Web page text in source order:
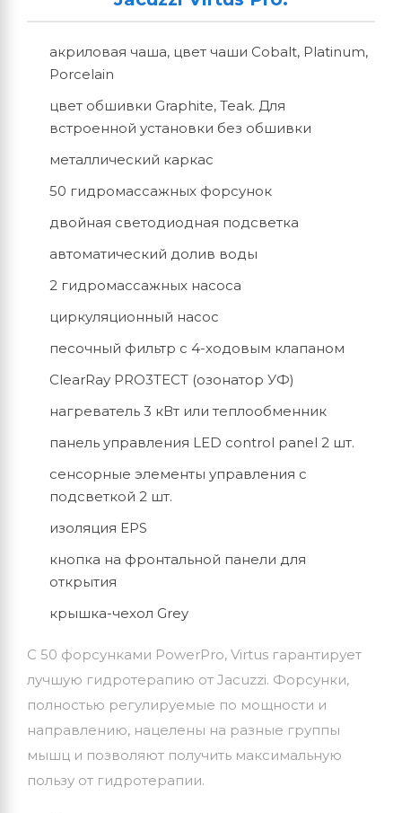
акриловая чаша, цвет чаши Cobalt, Platinum,
Porcelain
цвет обшивки Graphite, Teak. Для
встроенной установки без обшивки
металлический каркас
50 гидромассажных форсунок
двойная светодиодная подсветка
автоматический долив воды
2 гидромассажных насоса
циркуляционный насос
песочный фильтр с 4-ходовым клапаном
ClearRay PRO3TECT (озонатор УФ)
нагреватель 3 кВт или теплообменник
панель управления LED control panel 2 шт.
сенсорные элементы управления с
подсветкой 2 шт.
изоляция EPS
кнопка на фронтальной панели для
открытия
крышка-чехол Grey
С 50 форсунками PowerPro, Virtus гарантирует
лучшую гидротерапию от Jacuzzi. Форсунки,
полностью регулируемые по мощности и
направлению, нацелены на разные группы
мышц и позволяют получить максимальную
пользу от гидротерапии.